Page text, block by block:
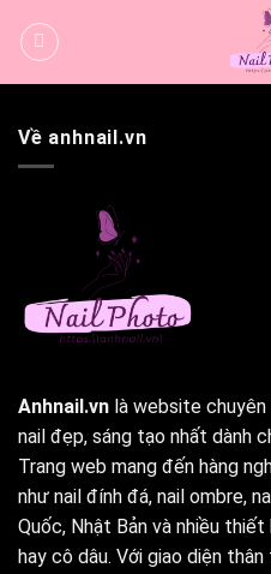
qua
Về anhnail.vn
Anhnail.vn là website
nail đẹp, sáng tạo nhất dành
Trang web mang đến hàng
như nail đính đá, nail ombre,
Quốc, Nhật Bản và nhiều
hay cô dâu. Với giao diện